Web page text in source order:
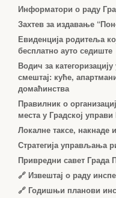
Информатори о раду
Захтев за издавање
Евиденција родитеља
бесплатно ауто седиште
Водич за
смештај: куће,
домаћинства
Правилник о
места у Градској
Локалне таксе, накнаде
Стратегија управљања
Привредни савет Града
🔗 Извештај о раду
🔗 Годишњи планови